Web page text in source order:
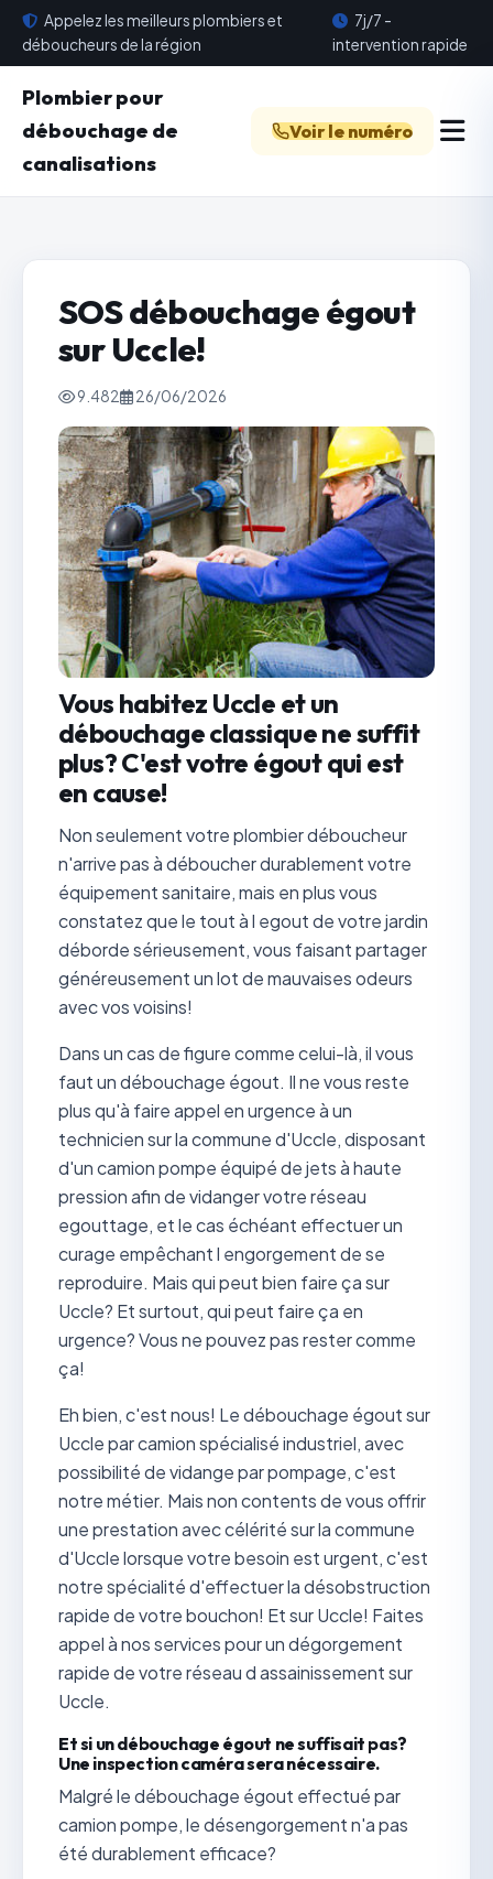
Appelez les meilleurs plombiers et
déboucheurs de la région
7j/7 -
intervention rapide
Plombier pour
débouchage de
canalisations
Voir le numéro
SOS débouchage égout
sur Uccle!
9.482 26/06/2026
Vous habitez Uccle et un
débouchage classique ne suffit
plus? C'est votre égout qui est
en cause!
Non seulement votre plombier déboucheur
n'arrive pas à déboucher durablement votre
équipement sanitaire, mais en plus vous
constatez que le tout à l egout de votre jardin
déborde sérieusement, vous faisant partager
généreusement un lot de mauvaises odeurs
avec vos voisins!
Dans un cas de figure comme celui-là, il vous
faut un débouchage égout. Il ne vous reste
plus qu'à faire appel en urgence à un
technicien sur la commune d'Uccle, disposant
d'un camion pompe équipé de jets à haute
pression afin de vidanger votre réseau
egouttage, et le cas échéant effectuer un
curage empêchant l engorgement de se
reproduire. Mais qui peut bien faire ça sur
Uccle? Et surtout, qui peut faire ça en
urgence? Vous ne pouvez pas rester comme
ça!
Eh bien, c'est nous! Le débouchage égout sur
Uccle par camion spécialisé industriel, avec
possibilité de vidange par pompage, c'est
notre métier. Mais non contents de vous offrir
une prestation avec célérité sur la commune
d'Uccle lorsque votre besoin est urgent, c'est
notre spécialité d'effectuer la désobstruction
rapide de votre bouchon! Et sur Uccle! Faites
appel à nos services pour un dégorgement
rapide de votre réseau d assainissement sur
Uccle.
Et si un débouchage égout ne suffisait pas?
Une inspection caméra sera nécessaire.
Malgré le débouchage égout effectué par
camion pompe, le désengorgement n'a pas
été durablement efficace?